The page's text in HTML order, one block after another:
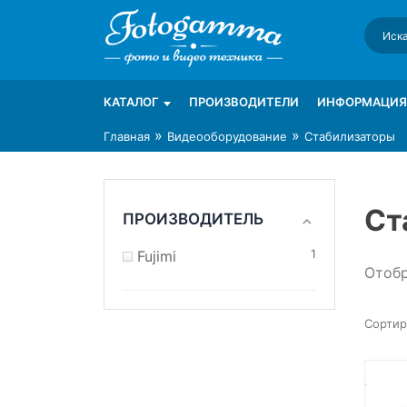
Интернет-магазин фототехники Foto-
Магазин фотоаксессуаров foto-gamma.ru
КАТАЛОГ ПРОИЗВОДИТЕЛИ ИНФОРМАЦИЯ
Главная » Видеооборудование » Стабилизаторы
ПРОИЗВОДИТЕЛЬ
Fujimi 1